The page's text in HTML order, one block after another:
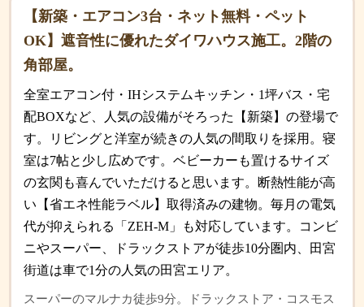
【新築・エアコン3台・ネット無料・ペット
OK】遮音性に優れたダイワハウス施工。2階の
角部屋。
全室エアコン付・IHシステムキッチン・1坪バス・宅
配BOXなど、人気の設備がそろった【新築】の登場で
す。リビングと洋室が続きの人気の間取りを採用。寝
室は7帖と少し広めです。ベビーカーも置けるサイズ
の玄関も喜んでいただけると思います。断熱性能が高
い【省エネ性能ラベル】取得済みの建物。毎月の電気
代が抑えられる「ZEH-M」も対応しています。コンビ
ニやスーパー、ドラックストアが徒歩10分圏内、田宮
街道は車で1分の人気の田宮エリア。
スーパーのマルナカ徒歩9分。ドラックストア・コスモス